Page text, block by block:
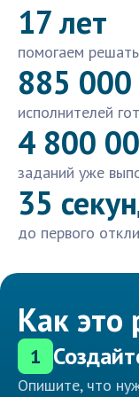
17 лет
помогаем
885 000
исполнителей
4 800
заданий уже
35
до первого
Как это
1
Опишите, что